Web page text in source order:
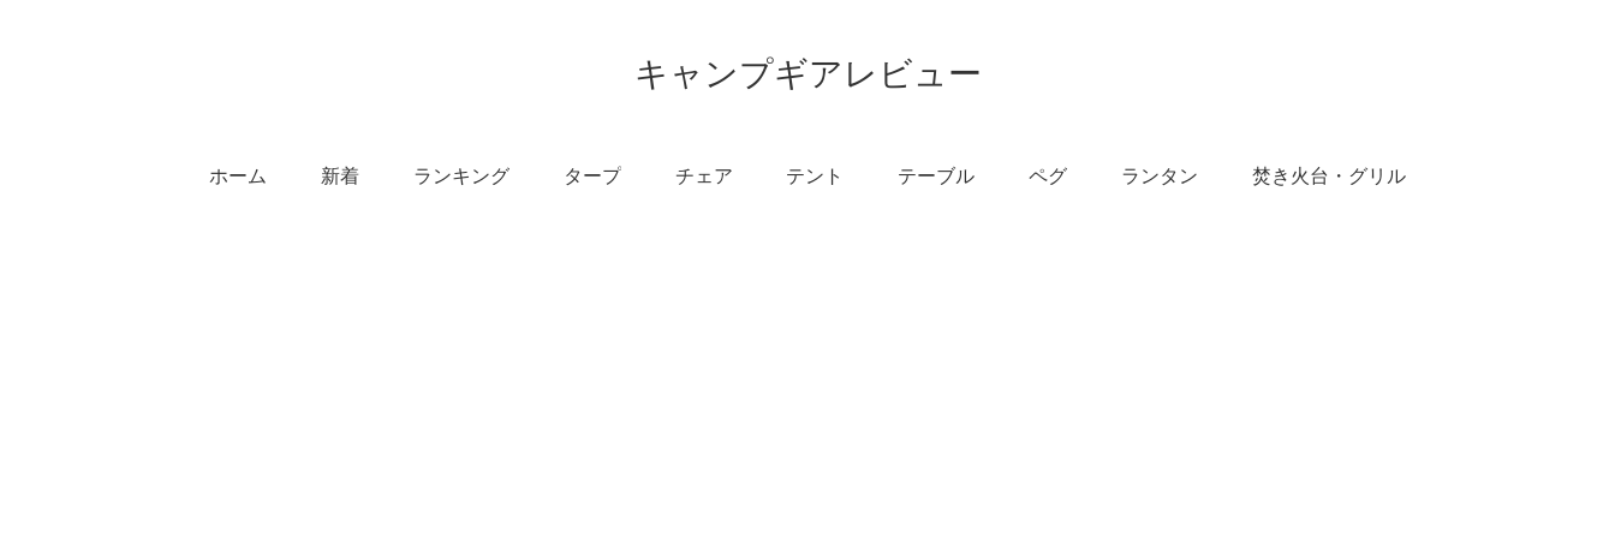
キャンプギアレビュー
ホーム 新着 ランキング タープ チェア テント テーブル ペグ ランタン 焚き火台・グリル